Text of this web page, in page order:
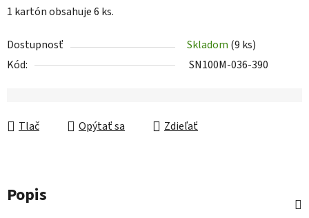
1 kartón obsahuje 6 ks.
Dostupnosť Skladom (9 ks)
Kód:
SN100M-036-390
Tlač Opýtať sa Zdieľať
Popis